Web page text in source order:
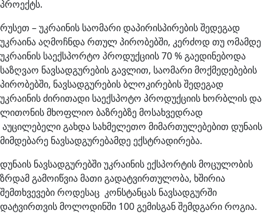
პროექტს.
რუსეთ – უკრაინის საომარი დაპირისპირების შედეგად
უკრაინა აღმოჩნდა რთულ პირობებში, კერძოდ თუ ომამდე
უკრაინის საექსპორტო პროდუქციის 70 % გაედინებოდა
საზღვაო ნავსადგურების გავლით, საომარი მოქმედებების
პირობებში, ნავსადგურების ბლოკირების შედეგად
უკრაინის ძირითადი საექსპოტო პროდუქციის ხორბლის და
ლითონის მხოფლიო ბაზრებზე მოსახვედრად
აუცილებელი გახდა სახმელეთო მიმართულებებით დუნაის
მიმდებარე ნავსადგურებამდე ექსტრადირება.
დუნაის ნავსადგურებში უკრაინის ექსპორტის მოცულობის
ზრდამ გამოიწვია მათი გადატვირთულობა, ხშირია
შემთხვევები როდესაც კონსტანცას ნავსადგურში
დატვირთვის მოლოდინში 100 გემისგან შემდგარი როგია.